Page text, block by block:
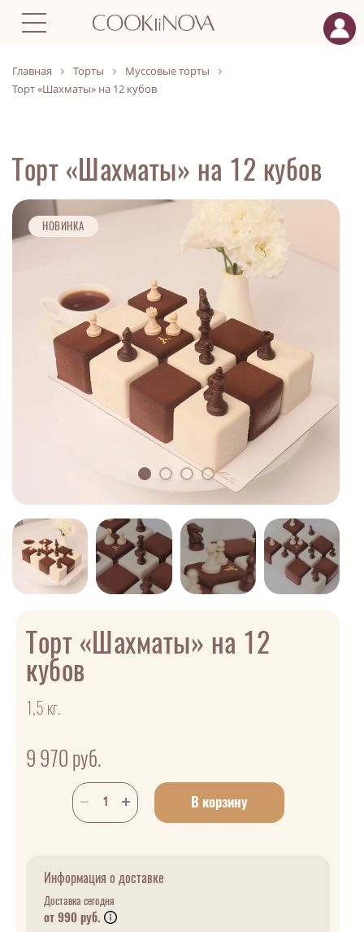
Главная Торты
Муссовые торты
Торт «Шахматы» на 12 кубов
Торт «Шахматы» на 12 кубов
НОВИНКА
Торт «Шахматы» на 12
кубов
1,5 кг.
9 970 руб.
В корзину
Информация о доставке
Доставка сегодня
от 990 руб.